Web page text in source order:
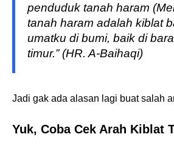
penduduk tanah haram
tanah haram adalah kiblat
umatku di bumi, baik di
timur.” (HR. A-Baihaqi)
Jadi gak ada alasan lagi buat salah
Yuk, Coba Cek Arah Kiblat